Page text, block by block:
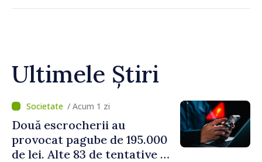
Ultimele Știri
/ Acum 1 zi
Două escrocherii au
provocat pagube de 195.000
de lei. Alte 83 de tentative au